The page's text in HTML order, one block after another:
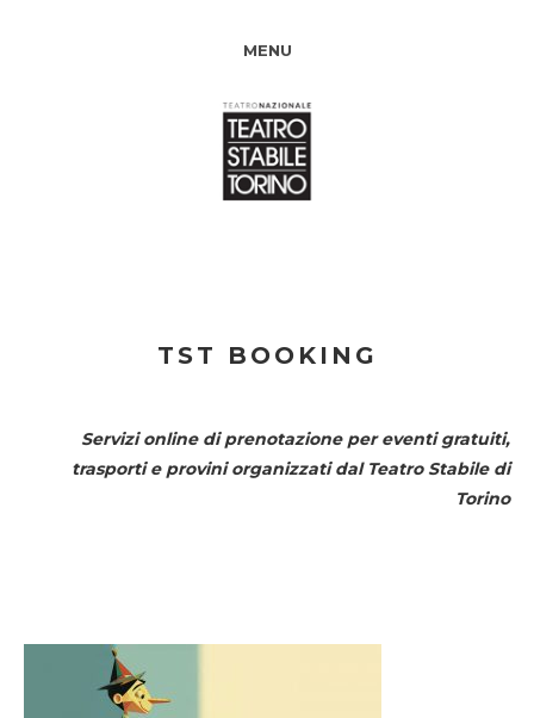
MENU
TST BOOKING
Servizi online di prenotazione per eventi gratuiti,
trasporti e provini organizzati dal Teatro Stabile di
Torino